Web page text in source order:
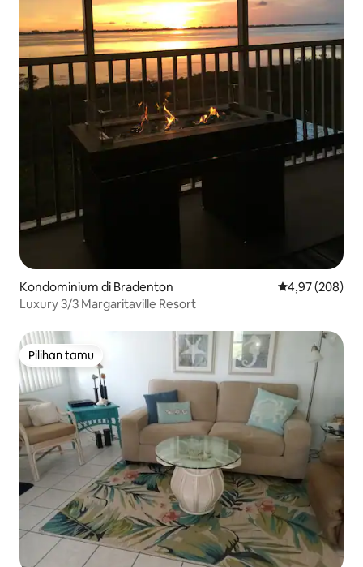
Kondominium di Bradenton Nilai rata-rata
4,97 (208)
Luxury 3/3 Margaritaville Resort
Pilihan tamu
Pilihan tamu